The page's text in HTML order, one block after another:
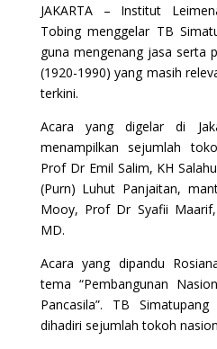
JAKARTA – Institut
Tobing menggelar TB
guna mengenang jasa serta
(1920-1990) yang masih
terkini.
Acara yang digelar di
menampilkan sejumlah
Prof Dr Emil Salim, KH
(Purn) Luhut Panjaitan,
Mooy, Prof Dr Syafii
MD.
Acara yang dipandu
tema “Pembangunan
Pancasila”. TB
dihadiri sejumlah tokoh